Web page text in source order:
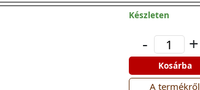
Készleten
- +
Kosárba
A termékről